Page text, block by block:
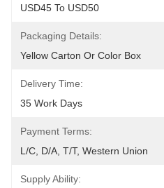
USD45 To USD50
Packaging Details:
Yellow Carton Or Color Box
Delivery Time:
35 Work Days
Payment Terms:
L/C, D/A, T/T, Western Union
Supply Ability: